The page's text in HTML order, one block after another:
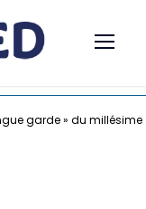
garde » du millésime